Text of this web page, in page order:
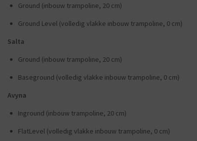
Ground (inbouw trampoline, 20 cm)
Ground Level (volledig vlakke inbouw trampoline, 0 cm)
Salta
Ground (inbouw trampoline, 20 cm)
Baseground (volledig vlakke inbouw trampoline, 0 cm)
Avyna
Inground (inbouw trampoline, 20 cm)
FlatLevel (volledig vlakke inbouw trampoline, 0 cm)